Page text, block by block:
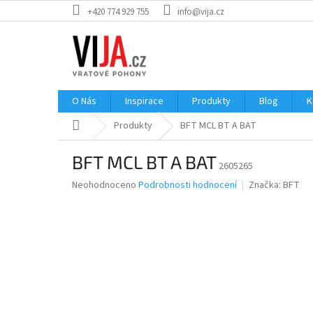
na
+420 774 929 755 info@vija.cz
O Nás Inspirace Produkty Blog
Domů Produkty BFT MCL BT A BAT
BFT MCL BT A BAT 2605265
Průměrné
Neohodnoceno Podrobnosti hodnocení Značka: BFT